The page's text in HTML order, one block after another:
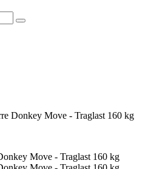
Donkey Move - Traglast 160 kg